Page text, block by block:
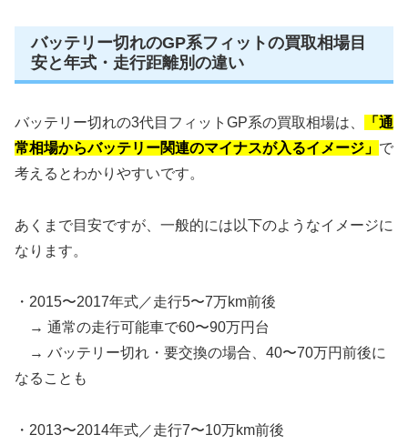
バッテリー切れのGP系フィットの買取相場目
安と年式・走行距離別の違い
バッテリー切れの3代目フィットGP系の買取相場は、
「通
常相場からバッテリー関連のマイナスが入るイメージ」 で
考えるとわかりやすいです。
あくまで目安ですが、一般的には以下のようなイメージに
なります。
・2015〜2017年式／走行5〜7万km前後
→ 通常の走行可能車で60〜90万円台
→ バッテリー切れ・要交換の場合、40〜70万円前後に
なることも
・2013〜2014年式／走行7〜10万km前後